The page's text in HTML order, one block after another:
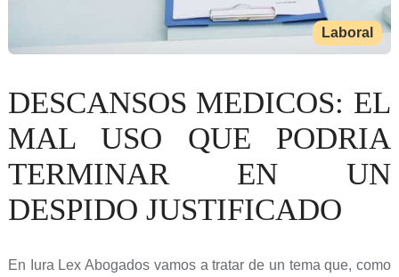
Laboral
DESCANSOS MEDICOS: EL
MAL USO QUE PODRIA
TERMINAR EN UN
DESPIDO JUSTIFICADO
En Iura Lex Abogados vamos a tratar de un tema que, como